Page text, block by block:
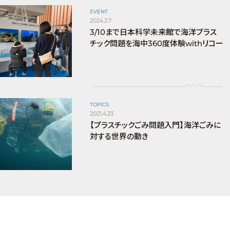
EVENT
2024.3.7
3/10まで日本科学未来館で海洋プラス
チック問題を海中360度体験withリコー
TOPICS
2021.4.23
【プラスチックごみ問題入門】海洋ごみに
対する世界の動き